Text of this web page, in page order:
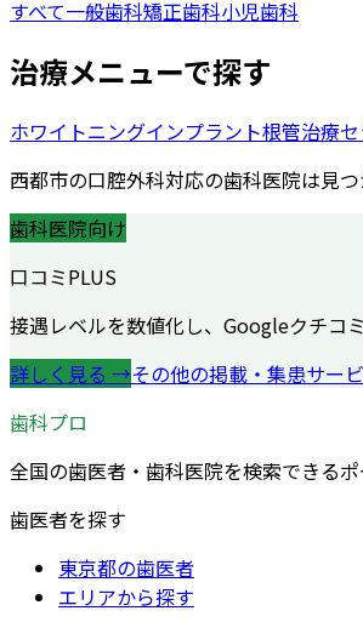
すべて一般歯科矯正歯科小児歯科
治療メニューで探す
ホワイトニングインプラント根管治療
西都市の口腔外科対応の歯科医院は見つ
歯科医院向け
口コミPLUS
接遇レベルを数値化し、Googleクチコ
詳しく見る →その他の掲載・集患サー
歯科プロ
全国の歯医者・歯科医院を検索できる
歯医者を探す
東京都の歯医者
エリアから探す